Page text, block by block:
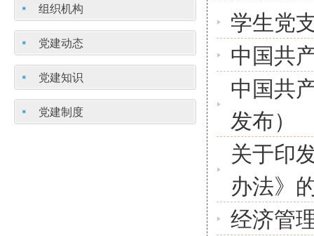
组织机构
党建动态
党建知识
党建制度
学生党
中国共
中国共
发布）
关于印
办法》
经济管